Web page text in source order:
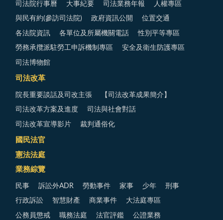
司法院行事曆 大事紀要 司法業務年報 人權專區
與民有約(參訪司法院) 政府資訊公開 位置交通
各法院資訊 各單位及所屬機關電話 性別平等專區
勞務承攬派駐勞工申訴機制專區 安全及衛生防護專區
司法博物館
司法改革
院長重要談話及司改主張 【司法改革成果簡介】
司法改革方案及進度 司法與社會對話
司法改革宣導影片 裁判通俗化
國民法官
憲法法庭
業務綜覽
民事 訴訟外ADR 勞動事件 家事 少年 刑事
行政訴訟 智慧財產 商業事件 大法庭專區
公務員懲戒 職務法庭 法官評鑑 公證業務